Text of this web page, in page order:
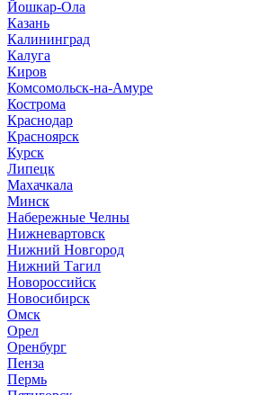
Йошкар-Ола
Казань
Калининград
Калуга
Киров
Комсомольск-на-Амуре
Кострома
Краснодар
Красноярск
Курск
Липецк
Махачкала
Минск
Набережные Челны
Нижневартовск
Нижний Новгород
Нижний Тагил
Новороссийск
Новосибирск
Омск
Орел
Оренбург
Пенза
Пермь